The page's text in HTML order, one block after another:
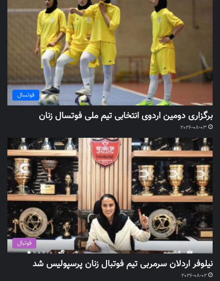
فوتسال
برگزاری دومین اردوی انتخابی تیم ملی فوتسال زنان
2026-08-03
فوتبال
نیلوفر اردلان سرمربی تیم فوتبال زنان پرسپولیس شد
2026-08-02